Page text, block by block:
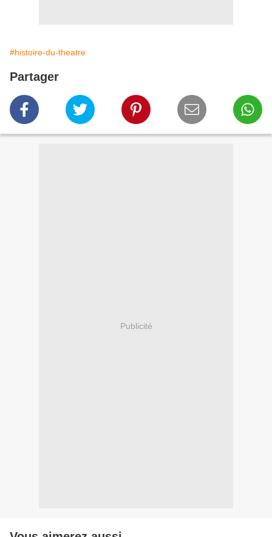
#histoire-du-theatre
Partager
Publicité